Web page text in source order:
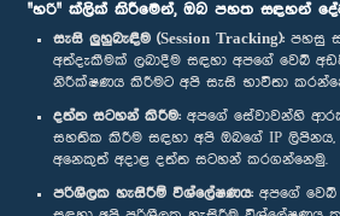
"හරි" ක්ලික් කිරීමෙන්, ඔබ පහත සඳහන්
සැසි ලුහුබැඳීම (Session Tracking): පහසු
අත්දැකීමක් ලබාදීම සඳහා අපගේ වෙබ්
නිරීක්ෂණය කිරීමට අපි සැසි භාවිතා
දත්ත සටහන් කිරීම: අපගේ සේවාවන්හි
සහතික කිරීම සඳහා අපි ඔබගේ IP ලිපිනය,
අනෙකුත් අදාළ දත්ත සටහන් කරගන්නෙමු.
පරිශීලක හැසිරීම් විශ්ලේෂණය: අපගේ
අප හා සම්බන්ධ වී සිටින්න :
සම්මාන